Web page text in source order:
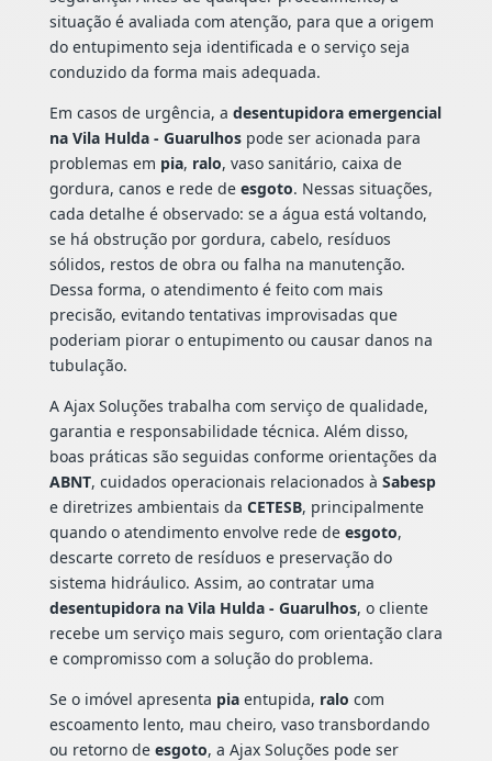
situação é avaliada com atenção, para que a origem
do entupimento seja identificada e o serviço seja
conduzido da forma mais adequada.
Em casos de urgência, a desentupidora emergencial
na Vila Hulda - Guarulhospode ser acionada para
problemas em pia, ralo, vaso sanitário, caixa de
gordura, canos e rede de esgoto. Nessas situações,
cada detalhe é observado: se a água está voltando,
se há obstrução por gordura, cabelo, resíduos
sólidos, restos de obra ou falha na manutenção.
Dessa forma, o atendimento é feito com mais
precisão, evitando tentativas improvisadas que
poderiam piorar o entupimento ou causar danos na
tubulação.
A Ajax Soluções trabalha com serviço de qualidade,
garantia e responsabilidade técnica. Além disso,
boas práticas são seguidas conforme orientações da
ABNT, cuidados operacionais relacionados à Sabesp
e diretrizes ambientais da CETESB, principalmente
quando o atendimento envolve rede de esgoto,
descarte correto de resíduos e preservação do
sistema hidráulico. Assim, ao contratar uma
desentupidora na Vila Hulda - Guarulhos, o cliente
recebe um serviço mais seguro, com orientação clara
e compromisso com a solução do problema.
Se o imóvel apresenta piaentupida, ralo com
escoamento lento, mau cheiro, vaso transbordando
ou retorno de esgoto, a Ajax Soluções pode ser